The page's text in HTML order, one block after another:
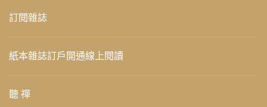
訂閱雜誌
紙本雜誌訂戶開通線上閱讀
聽 禪